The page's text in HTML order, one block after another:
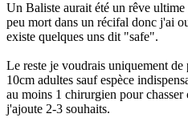
Un Baliste aurait été un rêve
peu mort dans un récifal donc j'ai
existe quelques uns dit "safe".
Le reste je voudrais uniquement de
10cm adultes sauf espèce
au moins 1 chirurgien pour
j'ajoute 2-3 souhaits.